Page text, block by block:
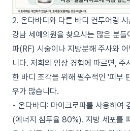
2. 온다바디와 다른 바디 컨투어링 시
강남 세예의원을 찾으시는 많은 분
파(RF) 시술이나 지방분해 주사와
니다. 저희의 임상 경험에 따르면, 주
한 바디 조각을 위해 필수적인 '피부
우가 많습니다.
• 온다바디: 마이크로파를 사용하여
(에너지 침투율 80%). 지방 세포를